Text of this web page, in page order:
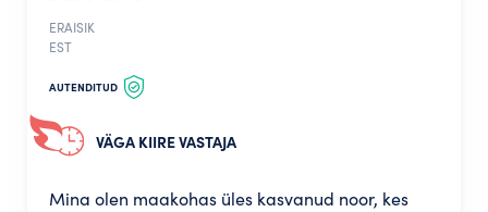
ERAISIK
EST
AUTENDITUD
VÄGA KIIRE VASTAJA
Mina olen maakohas üles kasvanud noor, kes